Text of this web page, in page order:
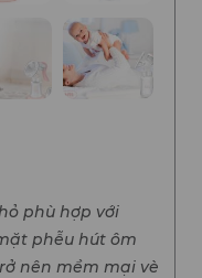
phù hợp với
phễu hút ôm
nên mềm mại vè